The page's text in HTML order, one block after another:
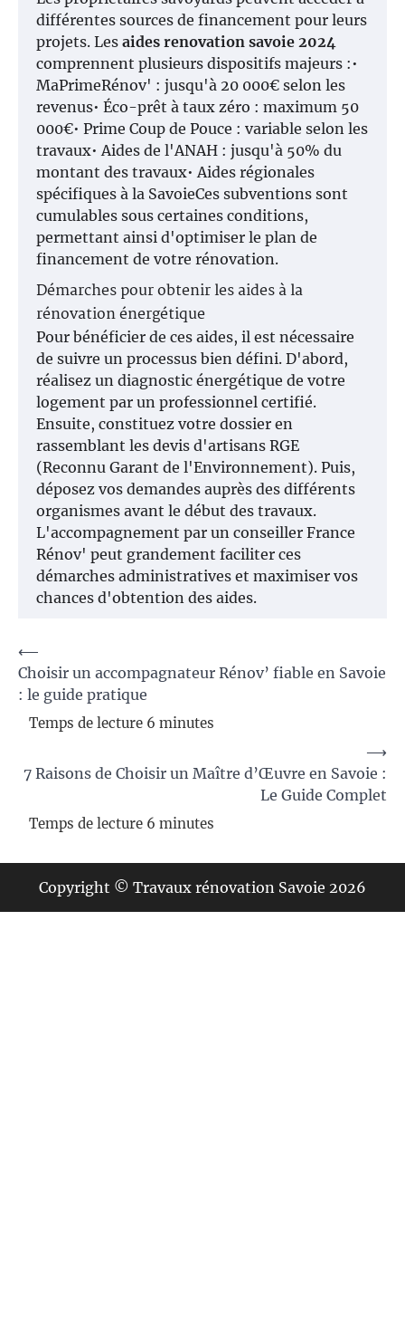
différentes sources de financement pour leurs
projets. Les aides renovation savoie 2024
comprennent plusieurs dispositifs majeurs :•
MaPrimeRénov' : jusqu'à 20 000€ selon les
revenus• Éco-prêt à taux zéro : maximum 50
000€• Prime Coup de Pouce : variable selon les
travaux• Aides de l'ANAH : jusqu'à 50% du
montant des travaux• Aides régionales
spécifiques à la SavoieCes subventions sont
cumulables sous certaines conditions,
permettant ainsi d'optimiser le plan de
financement de votre rénovation.
Démarches pour obtenir les aides à la
rénovation énergétique
Pour bénéficier de ces aides, il est nécessaire
de suivre un processus bien défini. D'abord,
réalisez un diagnostic énergétique de votre
logement par un professionnel certifié.
Ensuite, constituez votre dossier en
rassemblant les devis d'artisans RGE
(Reconnu Garant de l'Environnement). Puis,
déposez vos demandes auprès des différents
organismes avant le début des travaux.
L'accompagnement par un conseiller France
Rénov' peut grandement faciliter ces
démarches administratives et maximiser vos
chances d'obtention des aides.
Navigation
de
l’article
⟵
Choisir un accompagnateur Rénov’ fiable en Savoie
: le guide pratique
7 Raisons de Choisir un Maître d’Œuvre en Savoie :
Le Guide Complet
⟶
Copyright © Travaux rénovation Savoie 2026